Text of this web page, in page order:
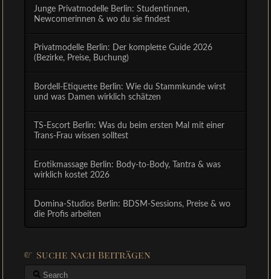
Junge Privatmodelle Berlin: Studentinnen,
Newcomerinnen & wo du sie findest
Privatmodelle Berlin: Der komplette Guide 2026
(Bezirke, Preise, Buchung)
Bordell-Etiquette Berlin: Wie du Stammkunde wirst
und was Damen wirklich schätzen
TS-Escort Berlin: Was du beim ersten Mal mit einer
Trans-Frau wissen solltest
Erotikmassage Berlin: Body-to-Body, Tantra & was
wirklich kostet 2026
Domina-Studios Berlin: BDSM-Sessions, Preise & wo
die Profis arbeiten
Suche nach Beiträgen
Search